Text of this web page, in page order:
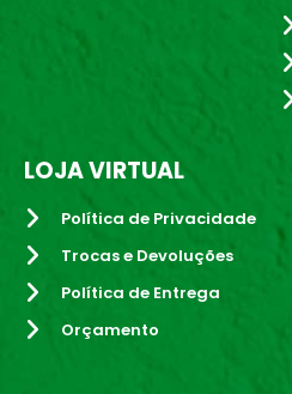
LOJA VIRTUAL
Política de Privacidade
Trocas e Devoluções
Política de Entrega
Orçamento